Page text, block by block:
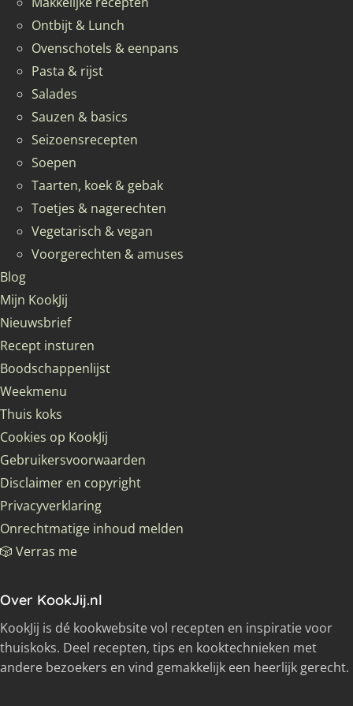
Ontbijt & Lunch
Ovenschotels & eenpans
Pasta & rijst
Salades
Sauzen & basics
Seizoensrecepten
Soepen
Taarten, koek & gebak
Toetjes & nagerechten
Vegetarisch & vegan
Voorgerechten & amuses
Blog
Mijn KookJij
Nieuwsbrief
Recept insturen
Boodschappenlijst
Weekmenu
Thuis koks
Cookies op KookJij
Gebruikersvoorwaarden
Disclaimer en copyright
Privacyverklaring
Onrechtmatige inhoud melden
🎲 Verras me
Over KookJij.nl
KookJij is dé kookwebsite vol recepten en inspiratie voor
thuiskoks. Deel recepten, tips en kooktechnieken met
andere bezoekers en vind gemakkelijk een heerlijk gerecht.